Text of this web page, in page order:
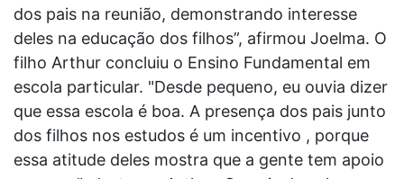
dos pais na reunião, demonstrando interesse
deles na educação dos filhos”, afirmou Joelma. O
filho Arthur concluiu o Ensino Fundamental em
escola particular. "Desde pequeno, eu ouvia dizer
que essa escola é boa. A presença dos pais junto
dos filhos nos estudos é um incentivo , porque
essa atitude deles mostra que a gente tem apoio